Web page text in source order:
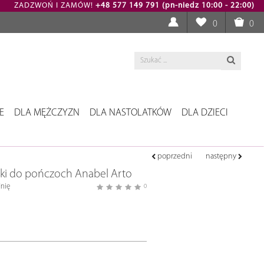
ZADZWOŃ I ZAMÓW! +48 577 149 791 (pn-niedz 10:00 - 22:00)
0 0
DLA MĘŻCZYZN DLA NASTOLATKÓW DLA DZIECI
poprzedni następny
do pończoch Anabel Arto
0